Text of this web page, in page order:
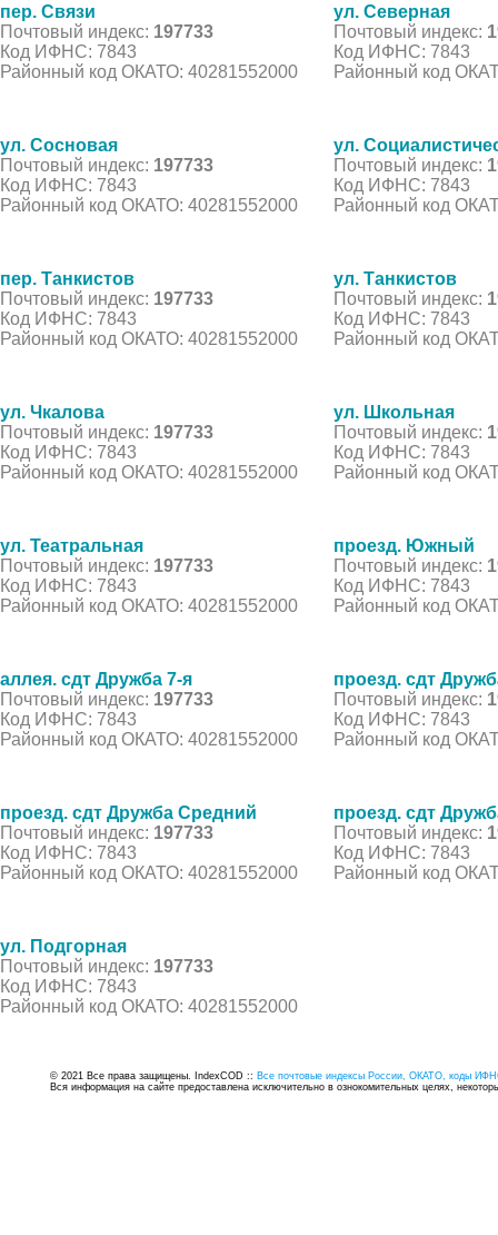
пер. Связи
Почтовый индекс: 197733
Код ИФНС: 7843
Районный код ОКАТО: 40281552000
ул. Северная
Почтовый индекс:
Код ИФНС: 7843
Районный код
ул. Сосновая
Почтовый индекс: 197733
Код ИФНС: 7843
Районный код ОКАТО: 40281552000
ул.
Почтовый индекс:
Код ИФНС: 7843
Районный код
пер. Танкистов
Почтовый индекс: 197733
Код ИФНС: 7843
Районный код ОКАТО: 40281552000
ул. Танкистов
Почтовый индекс:
Код ИФНС: 7843
Районный код
ул. Чкалова
Почтовый индекс: 197733
Код ИФНС: 7843
Районный код ОКАТО: 40281552000
ул. Школьная
Почтовый индекс:
Код ИФНС: 7843
Районный код
ул. Театральная
Почтовый индекс: 197733
Код ИФНС: 7843
Районный код ОКАТО: 40281552000
проезд. Южный
Почтовый индекс:
Код ИФНС: 7843
Районный код
аллея. сдт Дружба 7-я
Почтовый индекс: 197733
Код ИФНС: 7843
Районный код ОКАТО: 40281552000
проезд. сдт
Почтовый индекс:
Код ИФНС: 7843
Районный код
проезд. сдт Дружба Средний
Почтовый индекс: 197733
Код ИФНС: 7843
Районный код ОКАТО: 40281552000
проезд. сдт
Почтовый индекс:
Код ИФНС: 7843
Районный код
ул. Подгорная
Почтовый индекс: 197733
Код ИФНС: 7843
Районный код ОКАТО: 40281552000
© 2021 Все права защищены. IndexCOD :: Все почтовые индексы России, ОКАТО, коды
Вся информация на сайте предоставлена исключительно в ознокомительных целях,